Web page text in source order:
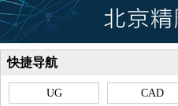
快捷导航
UG CAD